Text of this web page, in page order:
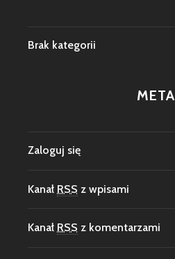
Brak kategorii
META
Zaloguj się
Kanał RSS z wpisami
Kanał RSS z komentarzami